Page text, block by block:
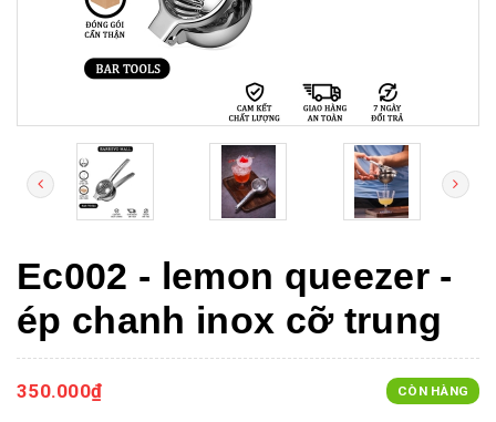
Ec002 - lemon queezer -
ép chanh inox cỡ trung
350.000₫ CÒN HÀNG